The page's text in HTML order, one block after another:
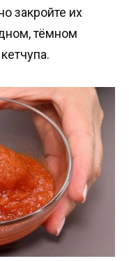
закройте их
тёмном